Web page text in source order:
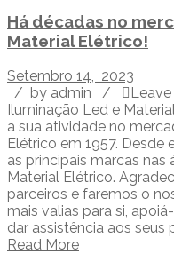
Há décadas no
Material Elétrico!
Setembro 14, 2023
/ by admin /
Iluminação Led e
a sua atividade no
Elétrico em 1957. Desde
as principais marcas nas
Material Elétrico.
parceiros e faremos o
mais valias para si,
dar assistência aos seus
Read More